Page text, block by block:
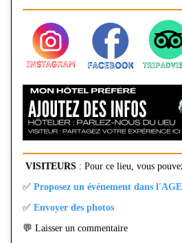
VISITEURS : Pour ce lieu, vous
✅ Proposez un événement dans
✅ Envoyer des photos
💬 Laisser un commentaire